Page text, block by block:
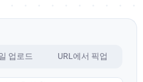
업로드 URL에서 픽업